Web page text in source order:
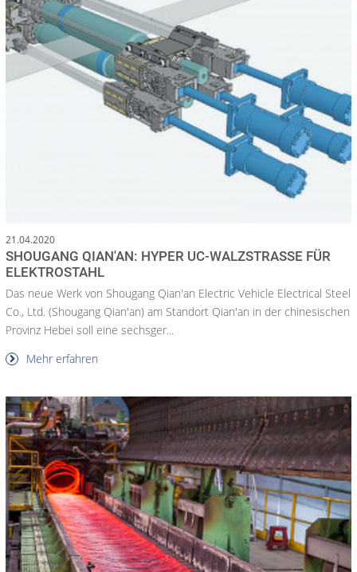
21.04.2020
SHOUGANG QIAN'AN: HYPER UC-WALZSTRASSE FÜR E
LEKTROSTAHL
Das neue Werk von Shougang Qian'an Electric Vehicle Electrical Steel
Co., Ltd. (Shougang Qian'an) am Standort Qian'an in der chinesischen
Provinz Hebei soll eine sechsger...
Mehr erfahren